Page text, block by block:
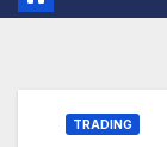
TRADING